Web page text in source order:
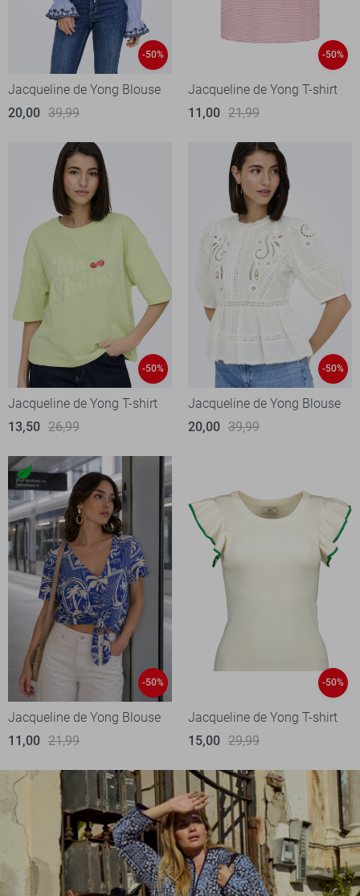
-50%
Jacqueline de Yong Blouse
20,00 39,99
-50%
Jacqueline de Yong T-shirt
11,00 21,99
-50%
Jacqueline de Yong T-shirt
13,50 26,99
-50%
Jacqueline de Yong Blouse
20,00 39,99
-50%
Jacqueline de Yong Blouse
11,00 21,99
-50%
Jacqueline de Yong T-shirt
15,00 29,99